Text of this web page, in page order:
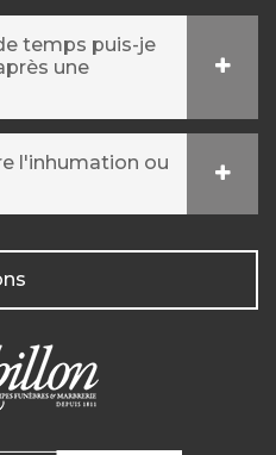
temps puis-je
une
l'inhumation ou